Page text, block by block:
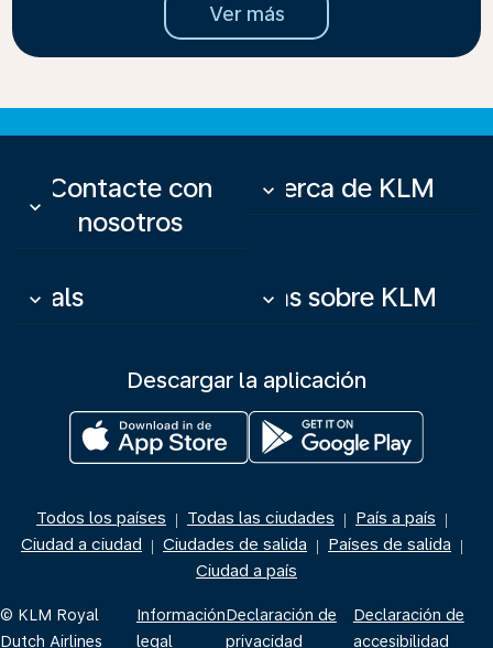
Ver más
Contacte con
nosotros
keyboard_arrow_down
Acerca de KLM
keyboard_arrow_down
Deals
keyboard_arrow_down Más sobre KLM
keyboard_arrow_down
Descargar la aplicación
Todos los países | Todas las ciudades | País a país |
Ciudad a ciudad | Ciudades de salida | Países de salida |
Ciudad a país
© KLM Royal
Dutch Airlines
Información
legal
Declaración de
privacidad
Declaración de
accesibilidad